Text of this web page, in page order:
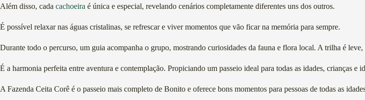
Além disso, cada cachoeira é única e especial, revelando cenários completamente diferentes uns dos outros.
É possível relaxar nas águas cristalinas, se refrescar e viver momentos que vão ficar na memória para sempre.
Durante todo o percurso, um guia acompanha o grupo, mostrando curiosidades da fauna e flora local. A trilha é
É a harmonia perfeita entre aventura e contemplação. Propiciando um passeio ideal para todas as idades, crianças e
A Fazenda Ceita Corê é o passeio mais completo de Bonito e oferece bons momentos para pessoas de todas as